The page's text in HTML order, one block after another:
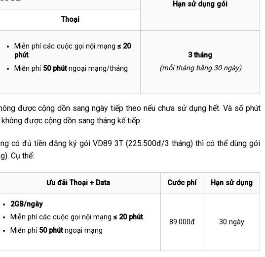
Hạn sử dụng gói
Thoại
Miễn phí các cuộc gọi nội mạng ≤ 20
phút.
Miễn phí 50 phútngoại mạng/tháng
3 tháng
(mỗi tháng bằng 30 ngày)
được cộng dồn sang ngày tiếp theo nếu chưa sử dụng hết. Và số phút
được cộng dồn sang tháng kế tiếp.
có đủ tiền đăng ký gói VD89 3T (225.500đ/3 tháng) thì có thể dùng gói
Cụ thể:
Ưu đãi Thoại + Data Cước phí Hạn sử dụng
2GB/ngày
Miễn phí các cuộc gọi nội mạng ≤ 20 phút.
Miễn phí 50 phútngoại mạng
89.000đ 30 ngày